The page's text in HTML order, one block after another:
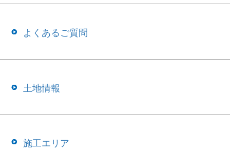
よくあるご質問
土地情報
施工エリア